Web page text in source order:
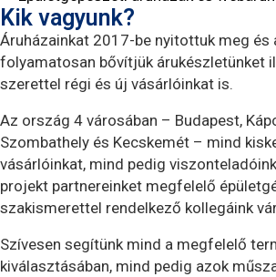
Kik vagyunk?
Áruházainkat 2017-be nyitottuk meg és
folyamatosan bővítjük árukészletünket
szerettel régi és új vásárlóinkat is.
Az ország 4 városában – Budapest,
Szombathely és Kecskemét – mind
vásárlóinkat, mind pedig
projekt partnereinket megfelelő
szakismerettel rendelkező kollegáink
Szívesen segítünk mind a megfelelő
kiválasztásában, mind pedig azok